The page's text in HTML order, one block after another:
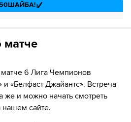
ШАЙБА!
матче 6 Лига Чемпионов
«Белфаст Джайантс». Встреча
же и можно начать смотреть
нашем сайте.